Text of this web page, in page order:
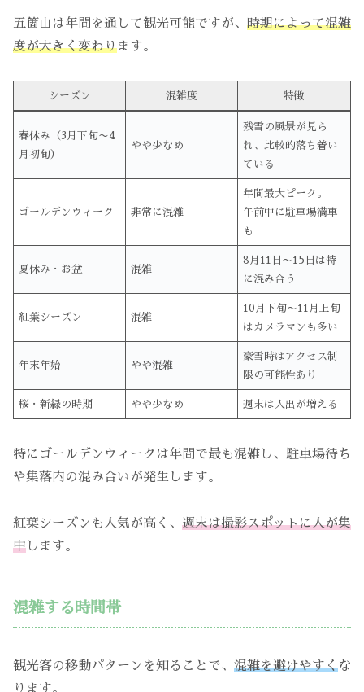
五箇山は年間を通して観光可能ですが、 時期によって混雑
度が大きく変わります。
シーズン 混雑度 特徴
春休み（3月下旬〜4
月初旬）
やや少なめ
残雪の風景が見ら
れ、比較的落ち着い
ている
ゴールデンウィーク 非常に混雑
年間最大ピーク。
午前中に駐車場満車
も
夏休み・お盆 混雑
8月11日〜15日は特
に混み合う
紅葉シーズン 混雑
10月下旬〜11月上旬
はカメラマンも多い
年末年始 やや混雑
豪雪時はアクセス制
限の可能性あり
桜・新緑の時期 やや少なめ 週末は人出が増える
特にゴールデンウィークは年間で最も混雑し、駐車場待ち
や集落内の混み合いが発生します。
紅葉シーズンも人気が高く、 週末は撮影スポットに人が集
中 します。
混雑する時間帯
観光客の移動パターンを知ることで、 混雑を避けやすくな
ります。